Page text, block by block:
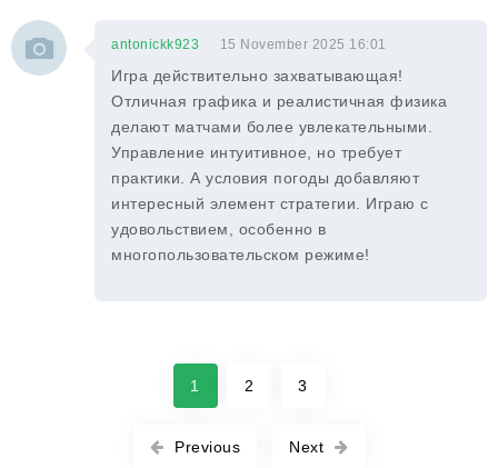
antonickk923 15 November 2025 16:01
Игра действительно захватывающая!
Отличная графика и реалистичная физика
делают матчами более увлекательными.
Управление интуитивное, но требует
практики. А условия погоды добавляют
интересный элемент стратегии. Играю с
удовольствием, особенно в
многопользовательском режиме!
Previous
1 2 3
Next